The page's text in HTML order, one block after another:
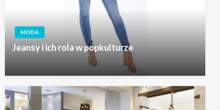
MODA
Jeansy i ich rola w popkulturze